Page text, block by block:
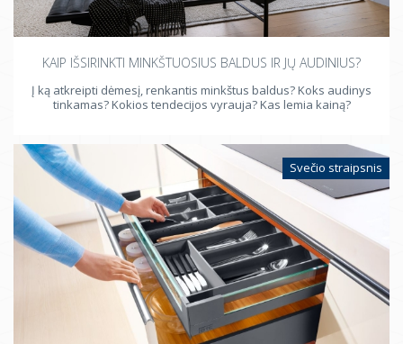
KAIP IŠSIRINKTI MINKŠTUOSIUS BALDUS IR JŲ AUDINIUS?
Į ką atkreipti dėmesį, renkantis minkštus baldus? Koks audinys
tinkamas? Kokios tendecijos vyrauja? Kas lemia kainą?
Svečio straipsnis